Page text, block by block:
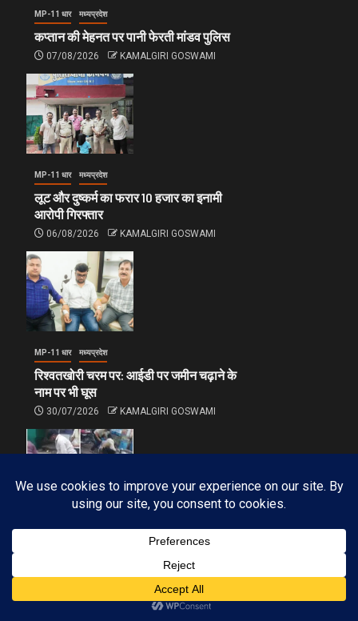
MP-11 धार मध्यप्रदेश
कप्तान की मेहनत पर पानी फेरती मांडव पुलिस
07/08/2026 KAMALGIRI GOSWAMI
MP-11 धार मध्यप्रदेश
लूट और दुष्कर्म का फरार 10 हजार का इनामी
आरोपी गिरफ्तार
06/08/2026 KAMALGIRI GOSWAMI
MP-11 धार मध्यप्रदेश
रिश्वतखोरी चरम पर: आईडी पर जमीन चढ़ाने के
नाम पर भी घूस
30/07/2026 KAMALGIRI GOSWAMI
MP-11 धार मध्यप्रदेश
KAMALGIRI GOSWAMI